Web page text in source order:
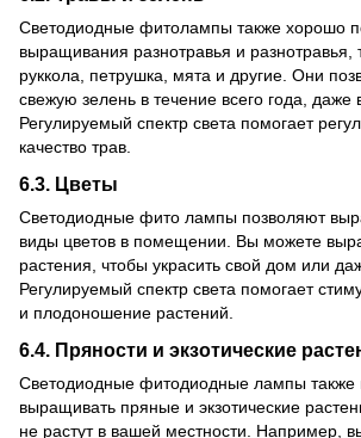
Светодиодные фитолампы также хорошо
выращивания разнотравья и разнотравья,
руккола, петрушка, мята и другие. Они
свежую зелень в течение всего года, даже
Регулируемый спектр света помогает
качество трав.
6.3. Цветы
Светодиодные фито лампы позволяют
виды цветов в помещении. Вы можете
растения, чтобы украсить свой дом или
Регулируемый спектр света помогает
и плодоношение растений.
6.4. Пряности и экзотические
Светодиодные фитодиодные лампы также
выращивать пряные и экзотические
не растут в вашей местности. Например,